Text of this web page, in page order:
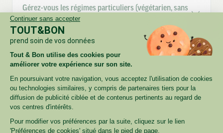
Continuer sans accepter
TOUT&BON
prend soin de vos données
Tout & Bon utilise des cookies pour
améliorer votre expérience sur son site.
En poursuivant votre navigation, vous acceptez l'utilisation de cookies
ou technologies similaires, y compris de partenaires tiers pour la
diffusion de publicité ciblée et de contenus pertinents au regard de
vos centres d'intérêts.
Pour modifier vos préférences par la suite, cliquez sur le lien
'Préférences de cookies' situé dans le pied de page.
Gérez-vous les régimes particuliers (végétarien, sans
porc, allergies) ?
Livrez-vous directement au bureau, sur plusieurs
étages/salles ?
Proposez-vous des factures centralisées / paiement
sur compte client ?